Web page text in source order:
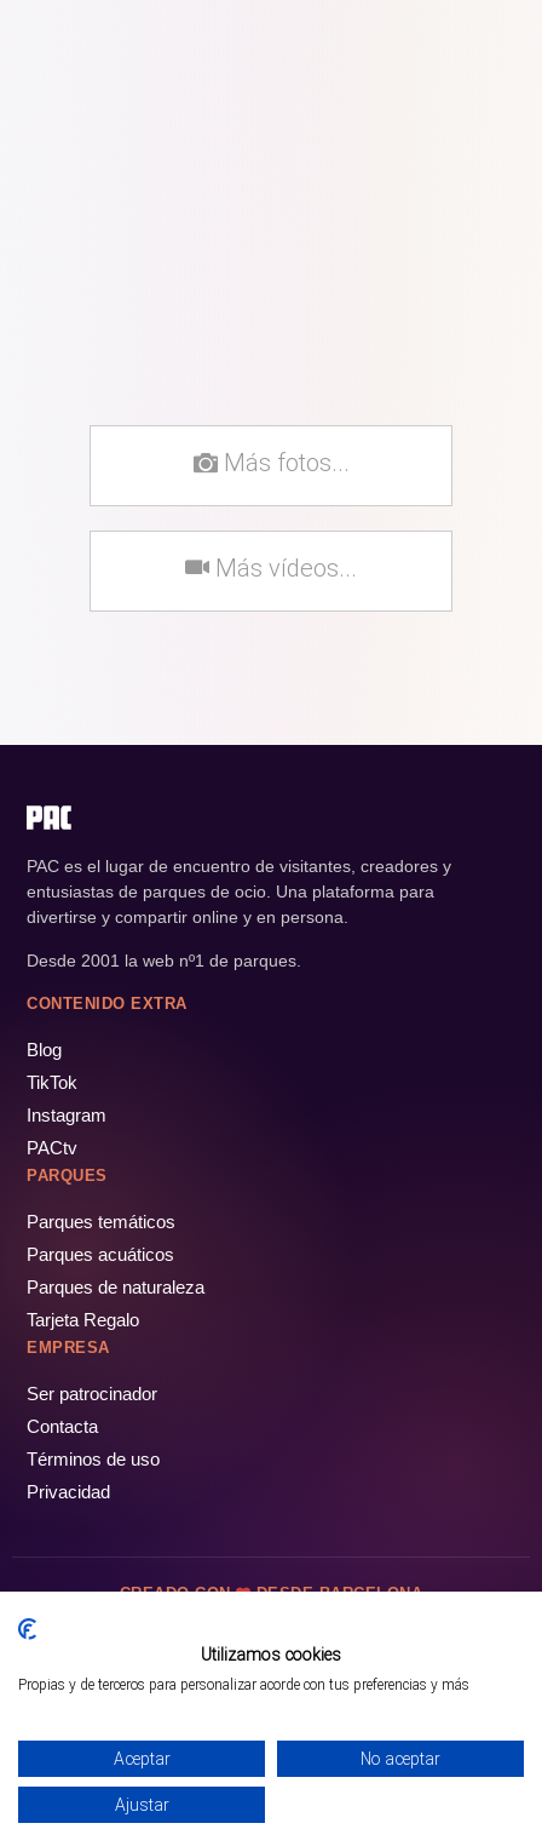
Mejor opción en SATOORDAY
Más fotos...
Más vídeos...
PAC es el lugar de encuentro de visitantes, creadores y
entusiastas de parques de ocio. Una plataforma para
divertirse y compartir online y en persona.
Desde 2001 la web nº1 de parques.
CONTENIDO EXTRA
Blog
TikTok
Instagram
PACtv
PARQUES
Parques temáticos
Parques acuáticos
Parques de naturaleza
Tarjeta Regalo
EMPRESA
Ser patrocinador
Contacta
Términos de uso
Privacidad
CREADO CON DESDE BARCELONA
Utilizamos cookies
Propias y de terceros para personalizar acorde con tus preferencias y más
Aceptar No aceptar
Ajustar